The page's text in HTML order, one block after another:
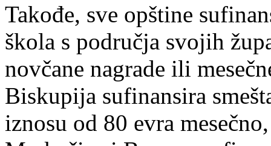
Takođe, sve opštine
škola s područja svojih
novčane nagrade ili
Biskupija sufinansira
iznosu od 80 evra